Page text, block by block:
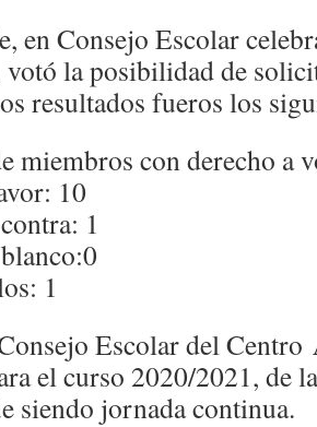
en Consejo Escolar
la posibilidad de
resultados fueros los
miembros con derecho a
10
1
1
Escolar del Centro
el curso 2020/2021, de
siendo jornada continua.